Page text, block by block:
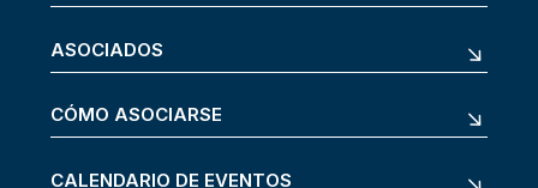
ASOCIADOS
CÓMO ASOCIARSE
CALENDARIO DE EVENTOS